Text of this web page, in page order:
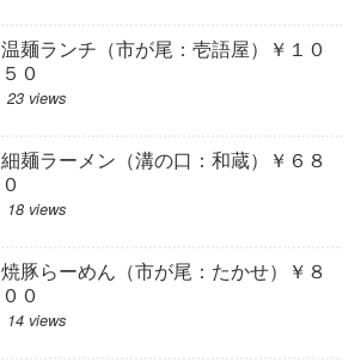
温麺ランチ（市が尾：壱語屋）￥１０
５０
23 views
細麺ラーメン（溝の口：和蔵）￥６８
０
18 views
焼豚らーめん（市が尾：たかせ）￥８
００
14 views